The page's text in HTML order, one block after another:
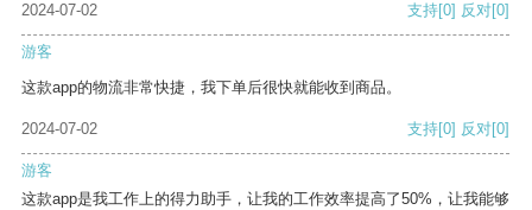
2024-07-02 支持[0] 反对[0]
游客
这款app的物流非常快捷，我下单后很快就能收到商品。
2024-07-02 支持[0] 反对[0]
游客
这款app是我工作上的得力助手，让我的工作效率提高了50%，让我能够